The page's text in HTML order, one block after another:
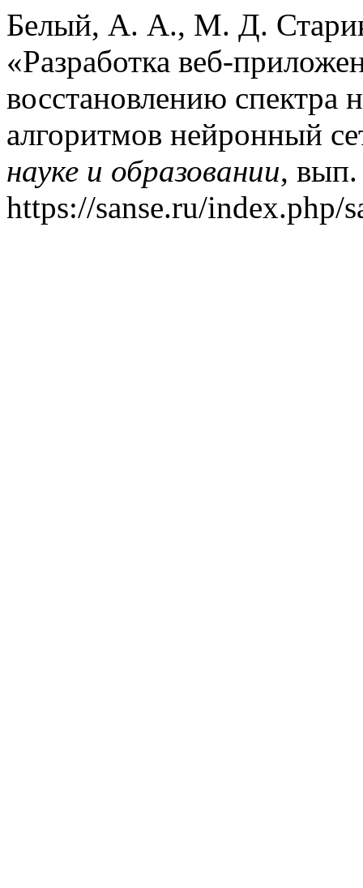
Белый, А. А., М. Д.
«Разработка веб-
восстановлению спектра
алгоритмов нейронный
науке и образовании, вып.
https://sanse.ru/index.php/